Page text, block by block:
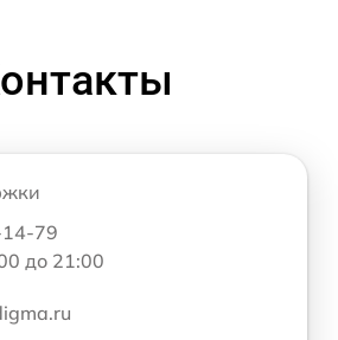
79
до 21:00